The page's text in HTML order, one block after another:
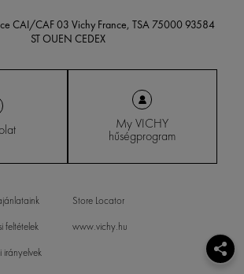
CAI/CAF 03 Vichy France, TSA 75000 93584
ST OUEN CEDEX
My VICHY
hűségprogram
feltételek
irányelvek
Store Locator
www.vichy.hu